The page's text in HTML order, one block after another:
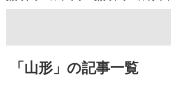
「山形」の記事一覧